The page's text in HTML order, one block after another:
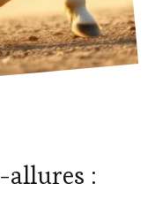
allures :